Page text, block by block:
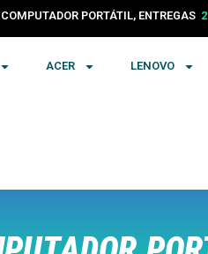
PORTÁTIL, ENTREGAS24
ACER LENOVO